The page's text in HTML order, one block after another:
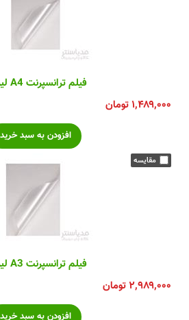
فیلم ترانسپرنت A4 لیزری
۱,۴۸۹,۰۰۰تومان
فیلم ترانسپرنت A3 لیزری
۲,۹۸۹,۰۰۰تومان